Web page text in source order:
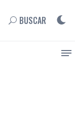
BUSCAR